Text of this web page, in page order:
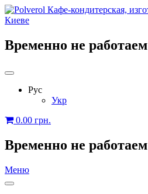
Временно не работаем
Рус
Укр
0.00 грн.
Временно не работаем
Меню